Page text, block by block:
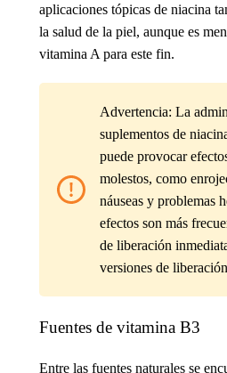
aplicaciones tópicas de niacina
la salud de la piel, aunque es
vitamina A para este fin.
Advertencia: La
suplementos de
puede provocar
molestos, como
náuseas y problemas
efectos son más
de liberación
versiones de
Fuentes de vitamina B3
Entre las fuentes naturales se